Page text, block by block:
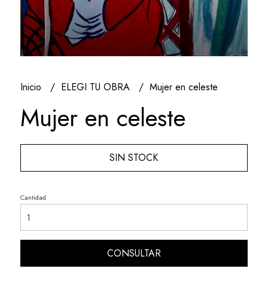
Inicio ELEGI TU OBRA Mujer en celeste
Mujer en celeste
SIN STOCK
Cantidad
CONSULTAR